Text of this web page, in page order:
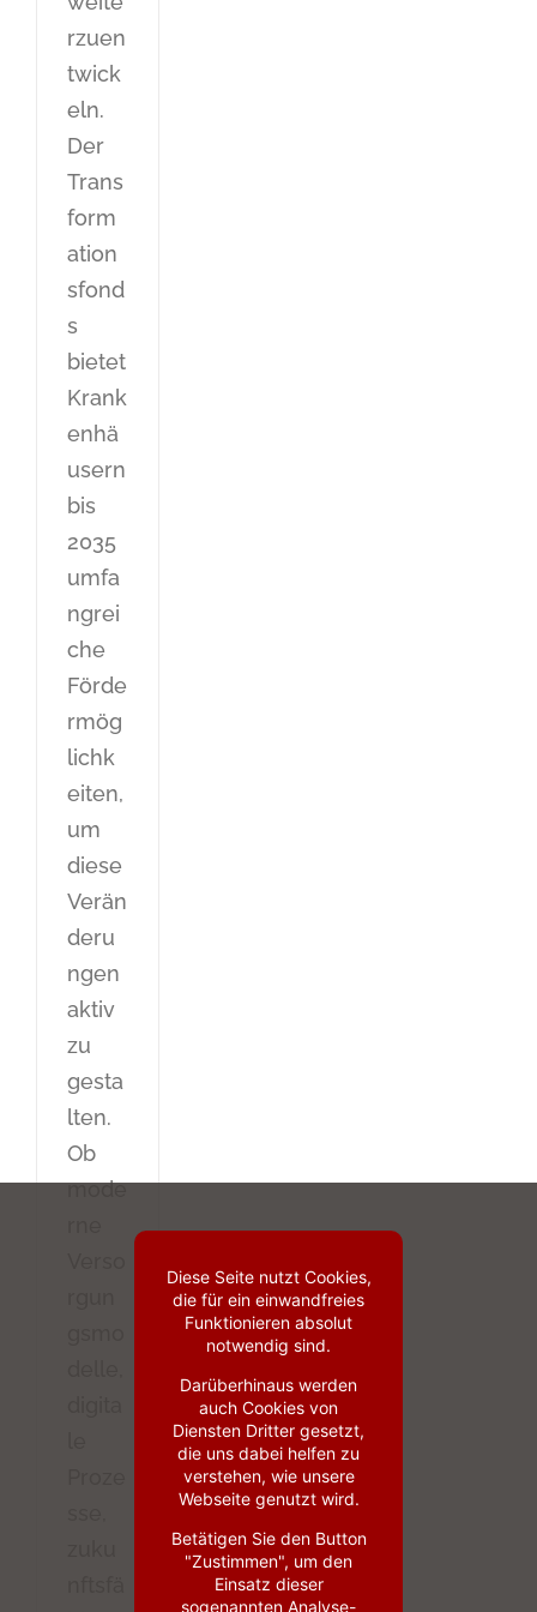
rzuen
twick
eln.
Der
Trans
form
ation
sfond
s
bietet
Krank
enhä
usern
bis
2035
umfa
ngrei
che
Förde
rmög
lichk
eiten,
um
diese
Verän
deru
ngen
aktiv
zu
gesta
lten.
Ob
mode
Diese Seite nutzt Cookies,
die für ein einwandfreies
Funktionieren absolut
notwendig sind.
Darüberhinaus werden
auch Cookies von
Diensten Dritter gesetzt,
die uns dabei helfen zu
verstehen, wie unsere
Webseite genutzt wird.
Betätigen Sie den Button
"Zustimmen", um den
Einsatz dieser
sogenannten Analyse-